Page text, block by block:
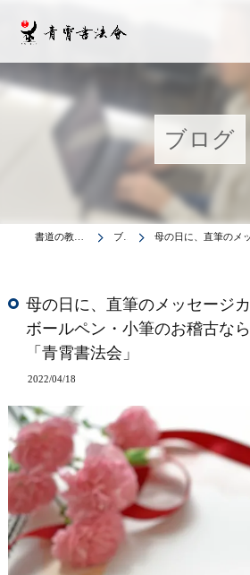
ブログ
書道の教室は青霄書法会 ブログ 母の日に、直筆のメッセージカードを添え
母の日に、直筆のメッセージ
ボールペン・小筆のお稽古な
「青霄書法会」
2022/04/18